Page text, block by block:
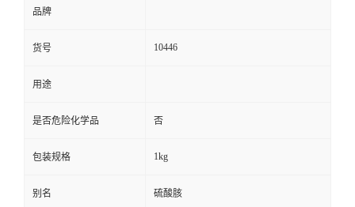
品牌
货号 10446
用途
是否危险化学品 否
包装规格 1kg
别名 硫酸胲